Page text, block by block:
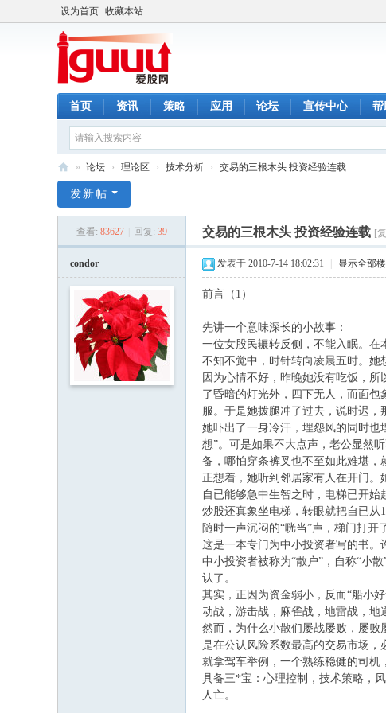
设为首页 收藏本站
首页 资讯 策略 应用 论坛 宣传中心 帮
股
» 论坛 › 理论区 › 技术分析 › 交易的三根木头 投资经验连载
发新帖
查看: 83627 回复: 39 交易的三根木头 投资经验连载 [
condor 发表于 2010-7-14 18:02:31 显示全部
前言（1）
先讲一个意味深长的小故事：
一位女股民辗转反侧，不能入眠。在
不知不觉中，时针转向凌晨五时。她
因为心情不好，昨晚她没有吃饭，
了昏暗的灯光外，四下无人，而面
服。于是她拨腿冲了过去，说时迟，
她吓出了一身冷汗，埋怨风的同时
想”。可是如果不大点声，老公显然
备，哪怕穿条裤叉也不至如此难堪，
正想着，她听到邻居家有人在开门
自已能够急中生智之时，电梯已开始
炒股还真象坐电梯，转眼就把自已从
随时一声沉闷的“咣当”声，梯门打开
这是一本专门为中小投资者写的书。
中小投资者被称为“散户”，自称“小
认了。
其实，正因为资金弱小，反而“船小
动战，游击战，麻雀战，地雷战，地
然而，为什么小散们屡战屡败，屡
是在公认风险系数最高的交易市场，
就拿驾车举例，一个熟练稳健的司
具备三*宝：心理控制，技术策略，
人亡。